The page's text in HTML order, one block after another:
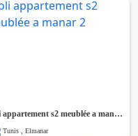
joli appartement s2 meublée a manar 2
Tunis , Elmanar